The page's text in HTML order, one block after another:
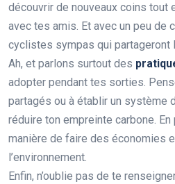
découvrir de nouveaux coins tout
avec tes amis. Et avec un peu de
cyclistes sympas qui partageront
Ah, et parlons surtout des
adopter pendant tes sorties.
partagés ou à établir un système
réduire ton empreinte carbone. En
manière de faire des économies
l’environnement.
Enfin, n’oublie pas de te